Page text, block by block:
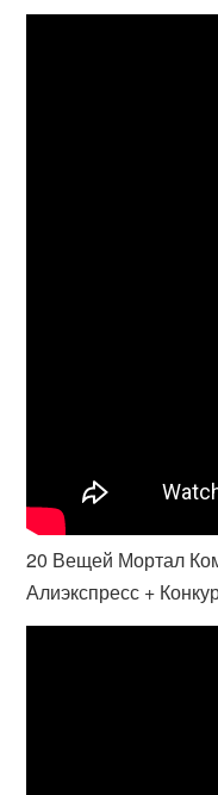
20 Вещей Мортал
Алиэкспресс +